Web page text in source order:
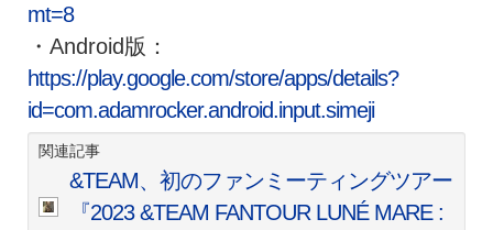
mt=8
・Android版：
https://play.google.com/store/apps/details?
id=com.adamrocker.android.input.simeji
関連記事
&TEAM、初のファンミーティングツアー
『2023 &TEAM FANTOUR LUNÉ MARE :